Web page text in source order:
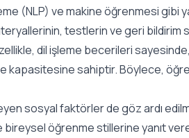
(NLP) ve makine öğrenmesi
testlerin ve geri bildirim
dil işleme becerileri
kapasitesine sahiptir. Böylece,
sosyal faktörler de göz ardı
öğrenme stillerine yanıt